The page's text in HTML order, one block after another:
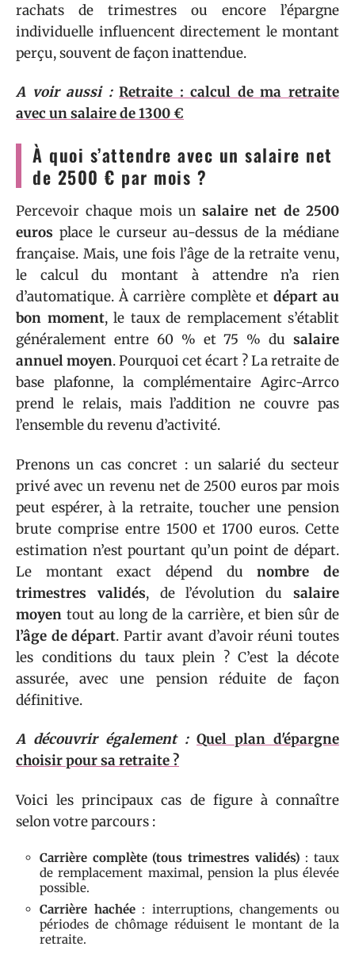
rachats de trimestres ou encore l’épargne
individuelle influencent directement le montant
perçu, souvent de façon inattendue.
A voir aussi : Retraite : calcul de ma retraite
avec un salaire de 1300 €
À quoi s’attendre avec un salaire net
de 2500 € par mois ?
Percevoir chaque mois unsalaire net de 2500
euros place le curseur au-dessus de la médiane
française. Mais, une fois l’âge de la retraite venu,
le calcul du montant à attendre n’a rien
d’automatique. À carrière complète et départ au
bon moment, le taux de remplacement s’établit
généralement entre 60 % et 75 % du salaire
annuel moyen. Pourquoi cet écart ? La retraite de
base plafonne, la complémentaire Agirc-Arrco
prend le relais, mais l’addition ne couvre pas
l’ensemble du revenu d’activité.
Prenons un cas concret : un salarié du secteur
privé avec un revenu net de 2500 euros par mois
peut espérer, à la retraite, toucher une pension
brute comprise entre 1500 et 1700 euros. Cette
estimation n’est pourtant qu’un point de départ.
Le montant exact dépend dunombre de
trimestres validés, de l’évolution dusalaire
moyen tout au long de la carrière, et bien sûr de
l’âge de départ. Partir avant d’avoir réuni toutes
les conditions du taux plein ? C’est la décote
assurée, avec une pension réduite de façon
définitive.
A découvrir également : Quel plan d'épargne
choisir pour sa retraite ?
Voici les principaux cas de figure à connaître
selon votre parcours :
Carrière complète (tous trimestres validés) : taux
de remplacement maximal, pension la plus élevée
possible.
Carrière hachée: interruptions, changements ou
périodes de chômage réduisent le montant de la
retraite.